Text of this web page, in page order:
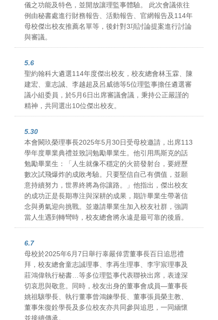
儀之功能及特色，並開放讓理監事體驗。 此次會議依往
例由秘書處進行財務報告、活動報告、官網報告及114年
母校傑出校友推薦名單等，後針對3項討論提案進行討論
與審議。
5.6
聖約翰科大遴選114年度傑出校友，校友總會林玉霖、陳
建宏、童志誠、李越超及呂威德等5位理監事擔任遴選審
議小組委員，於5月6日出席審議會議，秉持公正嚴謹的
精神，共同選出10位傑出校友。
5.30
本會闕玖榮理事長2025年5月30日受母校邀請，出席113
學年度畢業典禮並致詞勉勵畢業生。他引用馬斯克的話
勉勵畢業生：「人生就像不穩定的火箭發射台，要經歷
數次試飛爆炸的成敗考驗。只要堅信自己有價值，並願
意持續努力，世界終將為你讓路。」他指出，傑出校友
的成功正是長期專注與深耕的成果，期許畢業生帶著信
念與勇氣迎向挑戰。並邀請畢業生加入校友社群，強調
當人生遇到轉彎時，校友總會將永遠是最可靠的後盾。
6.7
母校於2025年6月7日舉行辜嚴倬雲董事長百日追思禮
拜，校友總會童志誠理事、李再生理事、李宇宸理事及
莊鴻偉執行秘書…等多位理監事代表聯袂出席，表達深
切哀思與敬意。同時，校友出身的董事會成員—董事長
姚祖驤學長、執行董事曾鴻鍊學長、董事張員榮主教、
董事朱復銓學長及多位校友亦共同參與追思，一同緬懷
並接續傳承。